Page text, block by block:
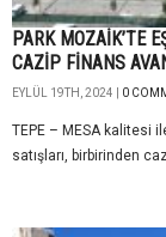
PARK MOZAİK’TE
CAZİP FİNANS
EYLÜL 19TH, 2024 | 0
TEPE – MESA kalitesi
satışları, birbirinden